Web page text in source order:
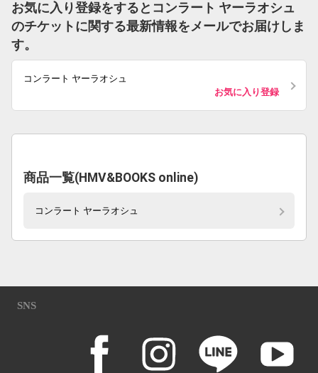
お気に入り登録をするとコンラート ヤーラオシュ
のチケットに関する最新情報をメールでお届けしま
す。
コンラート ヤーラオシュ
お気に入り登録
商品一覧(HMV&BOOKS online)
コンラート ヤーラオシュ
SNS